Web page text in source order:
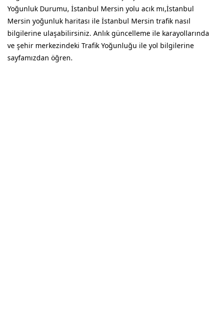
Yoğunluk Durumu, İstanbul Mersin yolu acık mı,İstanbul
Mersin yoğunluk haritası ile İstanbul Mersin trafik nasıl
bilgilerine ulaşabilirsiniz. Anlık güncelleme ile karayollarında
ve şehir merkezindeki Trafik Yoğunluğu ile yol bilgilerine
sayfamızdan öğren.